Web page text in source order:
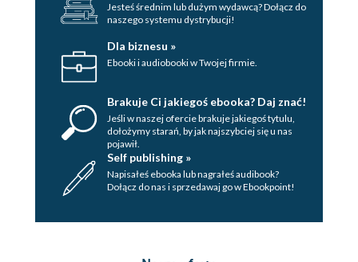
Jesteś średnim lub dużym wydawcą? Dołącz do
naszego systemu dystrybucji!
Dla biznesu »
Ebooki i audiobooki w Twojej firmie.
Brakuje Ci jakiegoś ebooka? Daj znać!
Jeśli w naszej ofercie brakuje jakiegoś tytulu,
dołożymy starań, by jak najszybciej się u nas
pojawił.
Self publishing »
Napisałeś ebooka lub nagrałeś audibook?
Dołącz do nas i sprzedawaj go w Ebookpoint!